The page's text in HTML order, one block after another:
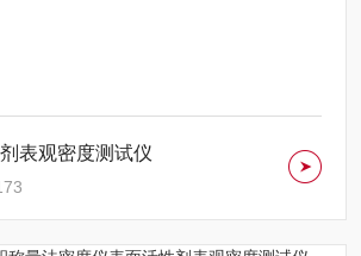
表观密度测试仪